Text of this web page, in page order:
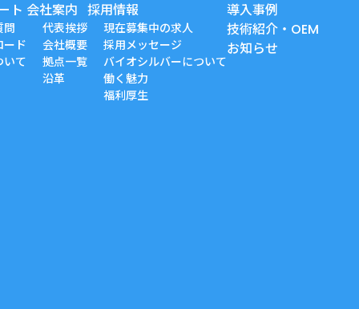
ト
問
ード
いて
会社案内
代表挨拶
会社概要
拠点一覧
沿革
採用情報
現在募集中の求人
採用メッセージ
バイオシルバーについて
働く魅力
福利厚生
導入事例
技術紹介・OEM
お知らせ